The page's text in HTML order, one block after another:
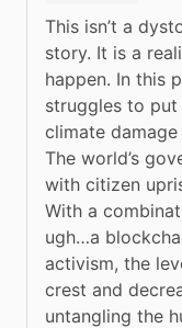
This isn’t a
story. It is a
happen. In this
struggles to
climate
The world’s
with citizen
With a
ugh…a
activism, the
crest and
untangling the